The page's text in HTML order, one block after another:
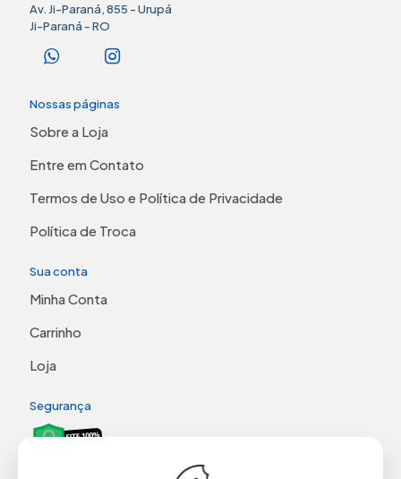
Av. Ji-Paraná, 855 - Urupá
Ji-Paraná - RO
Nossas páginas
Sobre a Loja
Entre em Contato
Termos de Uso e Política de Privacidade
Política de Troca
Sua conta
Minha Conta
Carrinho
Loja
Segurança